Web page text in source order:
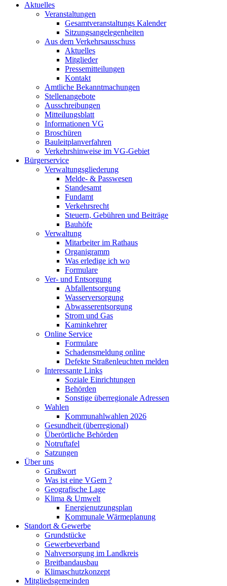
Aktuelles
Veranstaltungen
Gesamtveranstaltungs Kalender
Sitzungsangelegenheiten
Aus dem Verkehrsausschuss
Aktuelles
Mitglieder
Pressemitteilungen
Kontakt
Amtliche Bekanntmachungen
Stellenangebote
Ausschreibungen
Mitteilungsblatt
Informationen VG
Broschüren
Bauleitplanverfahren
Verkehrshinweise im VG-Gebiet
Bürgerservice
Verwaltungsgliederung
Melde- & Passwesen
Standesamt
Fundamt
Verkehrsrecht
Steuern, Gebühren und Beiträge
Bauhöfe
Verwaltung
Mitarbeiter im Rathaus
Organigramm
Was erledige ich wo
Formulare
Ver- und Entsorgung
Abfallentsorgung
Wasserversorgung
Abwasserentsorgung
Strom und Gas
Kaminkehrer
Online Service
Formulare
Schadensmeldung online
Defekte Straßenleuchten melden
Interessante Links
Soziale Einrichtungen
Behörden
Sonstige überregionale Adressen
Wahlen
Kommunahlwahlen 2026
Gesundheit (überregional)
Überörtliche Behörden
Notruftafel
Satzungen
Über uns
Grußwort
Was ist eine VGem ?
Geografische Lage
Klima & Umwelt
Energienutzungsplan
Kommunale Wärmeplanung
Standort & Gewerbe
Grundstücke
Gewerbeverband
Nahversorgung im Landkreis
Breitbandausbau
Klimaschutzkonzept
Mitgliedsgemeinden